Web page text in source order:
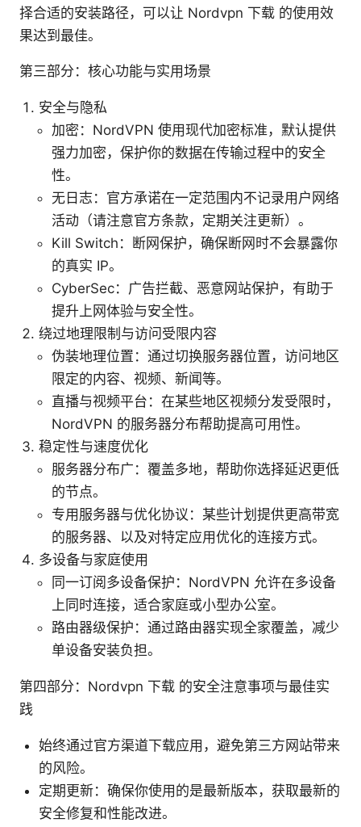
择合适的安装路径，可以让 Nordvpn 下载 的使用效
果达到最佳。
第三部分：核心功能与实用场景
安全与隐私
加密：NordVPN 使用现代加密标准，默认提供
强力加密，保护你的数据在传输过程中的安全
性。
无日志：官方承诺在一定范围内不记录用户网络
活动（请注意官方条款，定期关注更新）。
Kill Switch：断网保护，确保断网时不会暴露你
的真实 IP。
CyberSec：广告拦截、恶意网站保护，有助于
提升上网体验与安全性。
绕过地理限制与访问受限内容
伪装地理位置：通过切换服务器位置，访问地区
限定的内容、视频、新闻等。
直播与视频平台：在某些地区视频分发受限时，
NordVPN 的服务器分布帮助提高可用性。
稳定性与速度优化
服务器分布广：覆盖多地，帮助你选择延迟更低
的节点。
专用服务器与优化协议：某些计划提供更高带宽
的服务器、以及对特定应用优化的连接方式。
多设备与家庭使用
同一订阅多设备保护：NordVPN 允许在多设备
上同时连接，适合家庭或小型办公室。
路由器级保护：通过路由器实现全家覆盖，减少
单设备安装负担。
第四部分：Nordvpn 下载 的安全注意事项与最佳实
践
始终通过官方渠道下载应用，避免第三方网站带来
的风险。
定期更新：确保你使用的是最新版本，获取最新的
安全修复和性能改进。